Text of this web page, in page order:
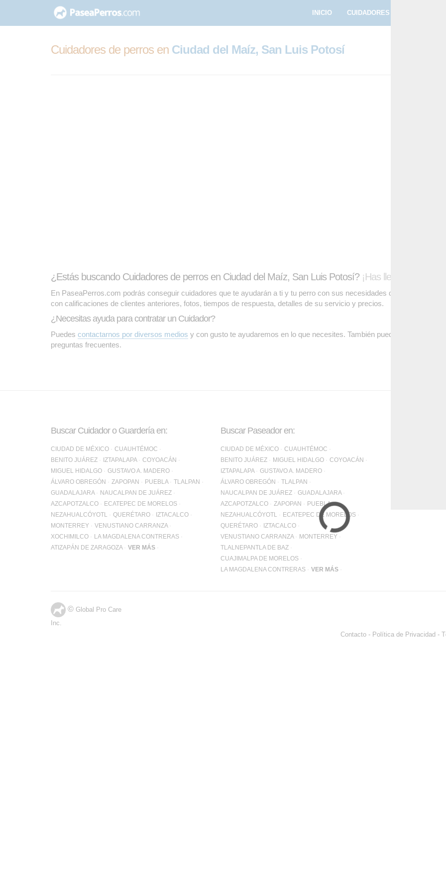
contenido
INICIO CUIDADORES
Cuidadores de perros en Ciudad del Maíz, San Luis Potosí
¿Estás buscando Cuidadores de perros en Ciudad del Maíz, San Luis Potosí? ¡Has llegado al lugar
En PaseaPerros.com podrás conseguir cuidadores que te ayudarán a ti y tu perro con sus necesidades de cuidado.
con calificaciones de clientes anteriores, fotos, tiempos de respuesta, detalles de su servicio y precios.
¿Necesitas ayuda para contratar un Cuidador?
Puedes contactarnos por diversos medios y con gusto te ayudaremos en lo que necesites. También puedes visitar
preguntas frecuentes.
Buscar Cuidador o Guardería en:
CIUDAD DE MÉXICO
CUAUHTÉMOC
BENITO JUÁREZ
IZTAPALAPA
COYOACÁN
MIGUEL HIDALGO
GUSTAVO A. MADERO
ÁLVARO OBREGÓN
ZAPOPAN PUEBLA
TLALPAN
GUADALAJARA
NAUCALPAN DE JUÁREZ
AZCAPOTZALCO
ECATEPEC DE MORELOS
NEZAHUALCÓYOTL
QUERÉTARO
IZTACALCO
MONTERREY
VENUSTIANO CARRANZA
XOCHIMILCO
LA MAGDALENA CONTRERAS
ATIZAPÁN DE ZARAGOZA
VER MÁS
Buscar Paseador en:
CIUDAD DE MÉXICO
CUAUHTÉMOC
BENITO JUÁREZ
MIGUEL HIDALGO
COYOACÁN
IZTAPALAPA
GUSTAVO A. MADERO
ÁLVARO OBREGÓN
TLALPAN
NAUCALPAN DE JUÁREZ
GUADALAJARA
AZCAPOTZALCO
ZAPOPAN
PUEBLA
NEZAHUALCÓYOTL
ECATEPEC DE MORELOS
QUERÉTARO
IZTACALCO
VENUSTIANO CARRANZA
MONTERREY
TLALNEPANTLA DE BAZ
CUAJIMALPA DE MORELOS
LA MAGDALENA CONTRERAS
VER MÁS
Contacto - Política de Privacidad -
© Global Pro Care
Inc.